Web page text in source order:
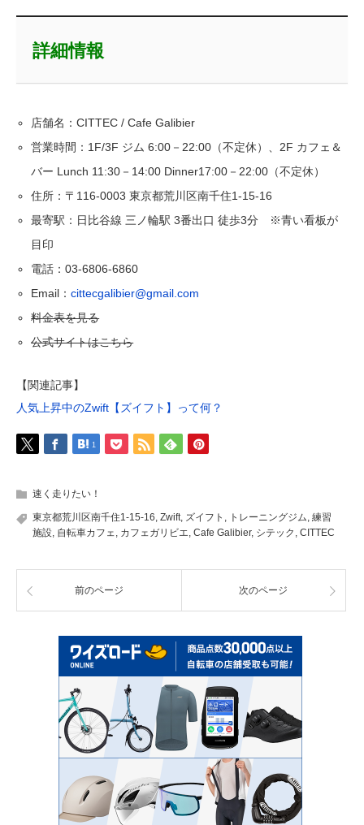
詳細情報
店舗名：CITTEC / Cafe Galibier
営業時間：1F/3F ジム 6:00－22:00（不定休）、2F カフェ＆
バー Lunch 11:30－14:00 Dinner17:00－22:00（不定休）
住所：〒116-0003 東京都荒川区南千住1-15-16
最寄駅：日比谷線 三ノ輪駅 3番出口 徒歩3分 ※青い看板が
目印
電話：03-6806-6860
Email：cittecgalibier@gmail.com
料金表を見る
公式サイトはこちら
【関連記事】
人気上昇中のZwift【ズイフト】って何？
1
速く走りたい！
東京都荒川区南千住1-15-16, Zwift, ズイフト , トレーニングジム, 練習
施設, 自転車カフェ, カフェガリビエ, Cafe Galibier, シテック , CITTEC
前のページ 次のページ